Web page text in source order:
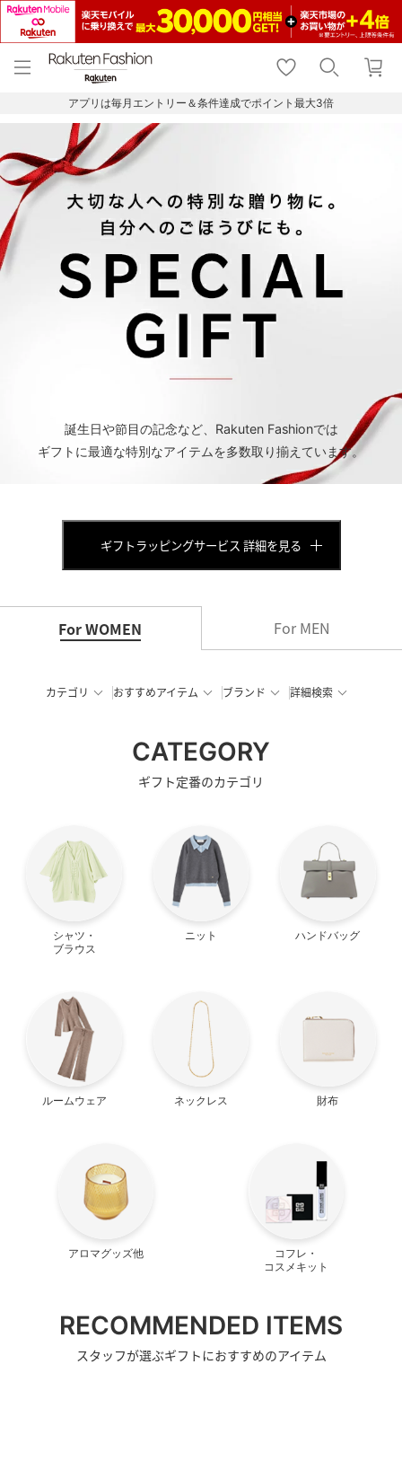
menu home
トップ
shopping_cart lock_outline
ログイン
アプリは毎月エントリー＆条件達成でポイント最大3倍
誕生日や節目の記念など、Rakuten Fashionでは
ギフトに最適な特別なアイテムを多数取り揃えています。
ギフトラッピングサービス 詳細を見る
For WOMEN For MEN
カテゴリ おすすめアイテム ブランド 詳細検索
CATEGORY
ギフト定番のカテゴリ
シャツ・
ブラウス
ニット ハンドバッグ
ルームウェア ネックレス 財布
アロマグッズ他
コフレ・
コスメキット
RECOMMENDED ITEMS
スタッフが選ぶギフトにおすすめのアイテム